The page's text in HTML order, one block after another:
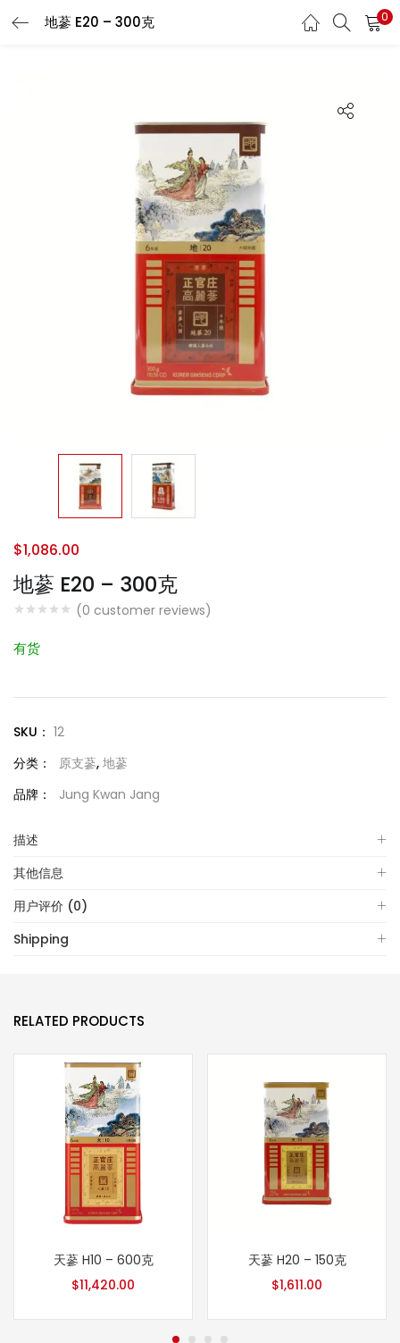
地蔘 E20 – 300克 0
地蔘 E20 – 300克
(0 customer reviews)
$1,086.00
有货
SKU： 12
分类：
原支蔘, 地蔘
品牌：
Jung Kwan Jang
描述
其他信息
用户评价 (0)
Shipping
RELATED PRODUCTS
天蔘 H10 – 600克
$11,420.00
天蔘 H20 – 150克
$1,611.00
LOGIN REGISTER
Login
Lost password?